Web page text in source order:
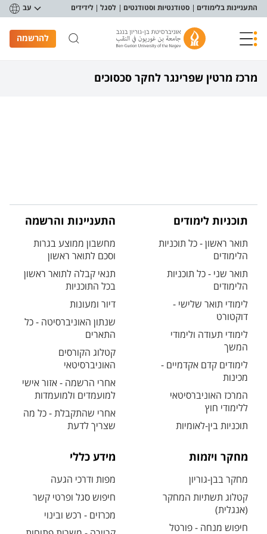
תפריט נגישות
התעניינות בלימודים סטודנטיות וסטודנטים לסגל לידידים עב
להרשמה
מרכז מרטין שפרינגר לחקר סכסוכים
תוכניות לימודים
תואר ראשון - כל תוכניות
הלימודים
תואר שני - כל תוכניות
הלימודים
לימודי תואר שלישי -
דוקטורט
לימודי תעודה ולימודי
המשך
לימודים קדם אקדמיים -
מכינות
המרכז האוניברסיטאי
ללימודי חוץ
תוכניות בין-לאומיות
התעניינות והרשמה
מחשבון ממוצע בגרות
וסכם לתואר ראשון
תנאי קבלה לתואר ראשון
בכל התוכניות
דיור ומעונות
שנתון האוניברסיטה - כל
התארים
קטלוג הקורסים
האוניברסיטאי
אחרי הרשמה - אזור אישי
למועמדים ולמועמדות
אחרי שהתקבלת - כל מה
שצריך לדעת
מחקר ויזמות
מחקר בבן-גוריון
קטלוג תשתיות המחקר
(אנגלית)
חיפוש מנחה - פורטל
מידע כללי
מפות ודרכי הגעה
חיפוש סגל ופרטי קשר
מכרזים - רכש ובינוי